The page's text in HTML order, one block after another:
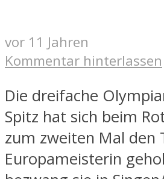
vor 11 Jahren
Kommentar hinterlassen
Die dreifache
Spitz hat sich beim
zum zweiten Mal
Europameisterin